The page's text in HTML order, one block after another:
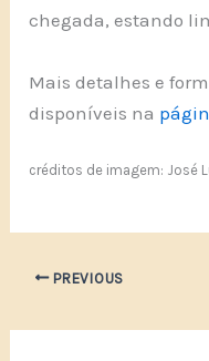
chegada, estando
Mais detalhes e
disponíveis na
créditos de imagem: José
PREVIOUS